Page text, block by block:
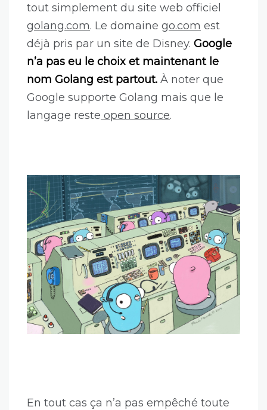
tout simplement du site web officiel
golang.com. Le domaine go.com est
déjà pris par un site de Disney. Google
n’a pas eu le choix et maintenant le
nom Golang est partout. À noter que
Google supporte Golang mais que le
langage reste open source.
En tout cas ça n’a pas empêché toute